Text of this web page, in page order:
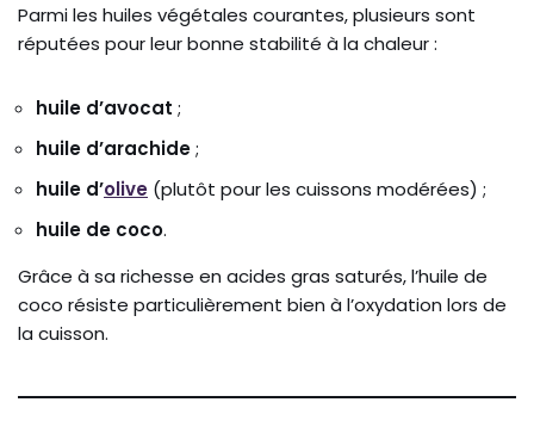
Parmi les huiles végétales courantes, plusieurs sont
réputées pour leur bonne stabilité à la chaleur :
huile d’avocat ;
huile d’arachide;
huile d’olive (plutôt pour les cuissons modérées) ;
huile de coco.
Grâce à sa richesse en acides gras saturés, l’huile de
coco résiste particulièrement bien à l’oxydation lors de
la cuisson.